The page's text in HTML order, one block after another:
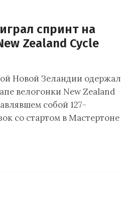
спринт на
Zealand Cycle
Новой Зеландии одержал
велогонки New Zealand
собой 127-
со стартом в Мастертоне